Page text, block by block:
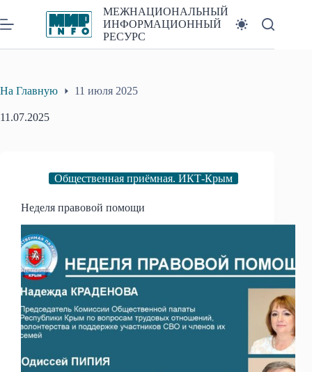
к
сути
МЕЖНАЦИОНАЛЬНЫЙ
ИНФОРМАЦИОННЫЙ
РЕСУРС
На Главную 11 июля 2025
11.07.2025
Общественная приёмная. ИКТ-Крым
Неделя правовой помощи